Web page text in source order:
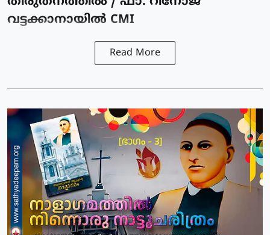
വട്ടക്കാനായിൽ CMI
Read More